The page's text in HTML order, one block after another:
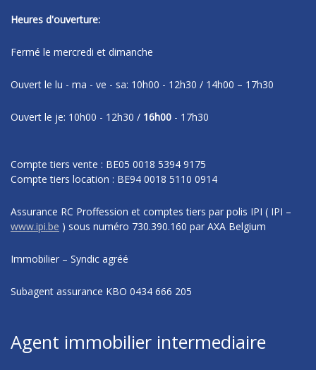
Heures d'ouverture:
Fermé le mercredi et dimanche
Ouvert le lu - ma - ve - sa: 10h00 - 12h30 / 14h00 – 17h30
Ouvert le je: 10h00 - 12h30 / 16h00 - 17h30
Compte tiers vente : BE05 0018 5394 9175
Compte tiers location : BE94 0018 5110 0914
Assurance RC Proffession et comptes tiers par polis IPI ( IPI –
www.ipi.be ) sous numéro 730.390.160 par AXA Belgium
Immobilier – Syndic agréé
Subagent assurance KBO 0434 666 205
Agent immobilier intermediaire